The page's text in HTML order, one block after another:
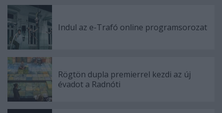
Indul az e-Trafó online programsorozat
Rögtön dupla premierrel kezdi az új
évadot a Radnóti